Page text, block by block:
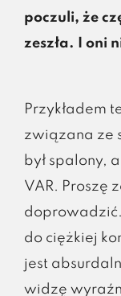
poczuli, że
zeszła. I oni
Przykładem
związana ze
był spalony,
VAR. Proszę
do ciężkiej
jest
widzę